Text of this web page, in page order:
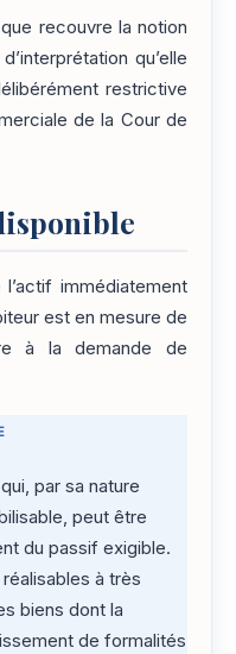
recouvre la notion
qu’elle
restrictive
de la Cour de
l’actif immédiatement
est en mesure de
à la demande de
par sa nature
peut être
du passif exigible.
à très
biens dont la
de formalités